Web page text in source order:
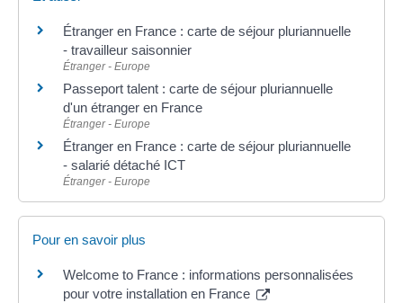
Étranger en France : carte de séjour pluriannuelle
- travailleur saisonnier
Étranger - Europe
Passeport talent : carte de séjour pluriannuelle
d'un étranger en France
Étranger - Europe
Étranger en France : carte de séjour pluriannuelle
- salarié détaché ICT
Étranger - Europe
Pour en savoir plus
Welcome to France : informations personnalisées
pour votre installation en France